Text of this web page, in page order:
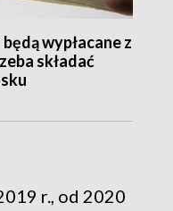
wypłacane z
składać
r., od 2020